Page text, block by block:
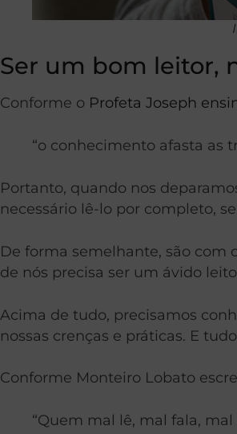
Ser um bom leitor,
Conforme o Profeta Joseph
“o conhecimento afasta as
Portanto, quando nos
necessário lê-lo por completo,
De forma semelhante, são com
de nós precisa ser um ávido
Acima de tudo, precisamos
nossas crenças e práticas. E
Conforme Monteiro Lobato
“Quem mal lê, mal fala, mal